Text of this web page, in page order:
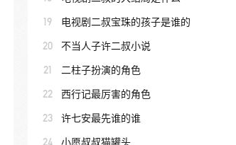
19 电视剧二叔宝珠的孩子是谁的
20 不当人子许二叔小说
21 二柱子扮演的角色
22 西行记最厉害的角色
23 许七安最先谁的谁
24 小愿叔叔猫罐头